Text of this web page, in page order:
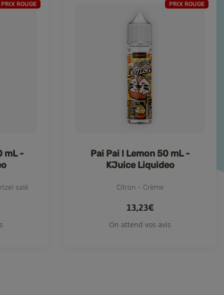
PRIX ROUGE
mL -
salé
PRIX ROUGE
Pai Pai ! Lemon 50 mL -
KJuice Liquideo
Citron - Crème
13,23€
On attend vos avis